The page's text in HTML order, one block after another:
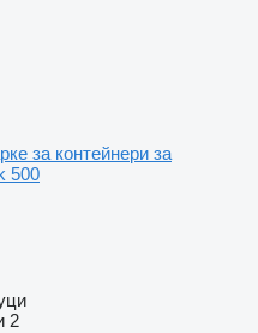
за контейнери за
500
2